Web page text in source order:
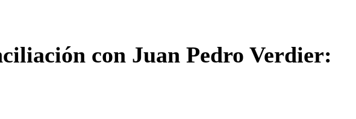
con Juan Pedro Verdier: